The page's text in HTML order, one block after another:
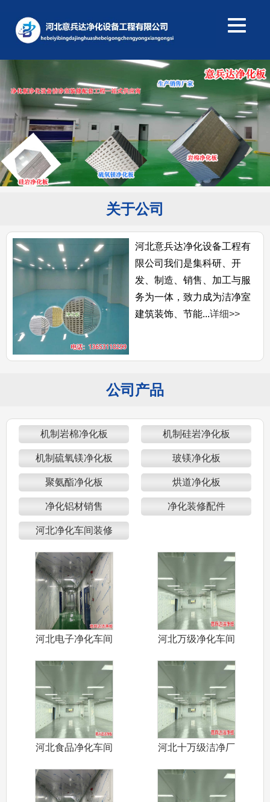
关于公司
河北意兵达净化设备工程有
限公司我们是集科研、开
发、制造、销售、加工与服
务为一体，致力成为洁净室
建筑装饰、节能...详细>>
公司产品
机制岩棉净化板 机制硅岩净化板
机制硫氧镁净化板 玻镁净化板
聚氨酯净化板 烘道净化板
净化铝材销售 净化装修配件
河北净化车间装修
河北电子净化车间
河北万级净化车间
河北食品净化车间
河北十万级洁净厂